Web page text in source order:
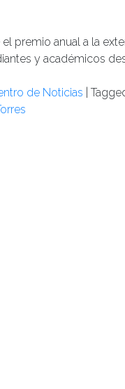
premio anual a la
y académicos
de Noticias